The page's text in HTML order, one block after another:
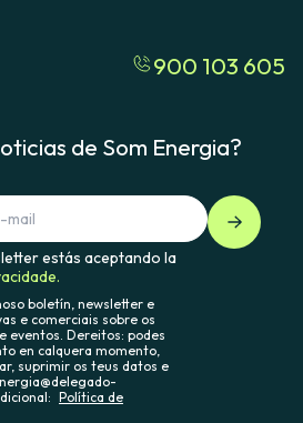
900 103 605
de Som Energia?
estás aceptando la
boletín, newsletter e
e comerciais sobre os
eventos. Dereitos: podes
en calquera momento,
suprimir os teus datos e
Política de